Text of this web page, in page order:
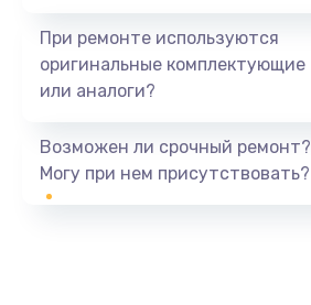
При ремонте используются
оригинальные комплектующие
или аналоги?
Возможен ли срочный ремонт?
Могу при нем присутствовать?